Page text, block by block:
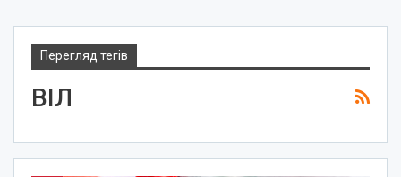
Перегляд тегів
ВІЛ